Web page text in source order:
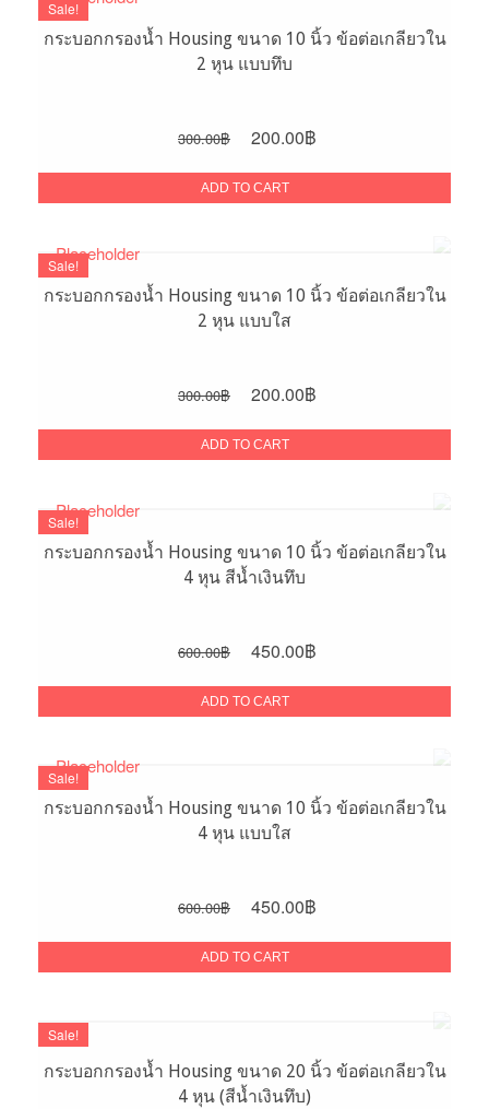
Sale!
กระบอกกรองน้ำ Housing ขนาด 10 นิ้ว ข้อต่อเกลียวใน
2 หุน แบบทึบ
300.00฿
Original
was:
200.00฿
ADD TO CART
Sale!
กระบอกกรองน้ำ Housing ขนาด 10 นิ้ว ข้อต่อเกลียวใน
2 หุน แบบใส
300.00฿
Original
was:
200.00฿
ADD TO CART
Sale!
กระบอกกรองน้ำ Housing ขนาด 10 นิ้ว ข้อต่อเกลียวใน
4 หุน สีน้ำเงินทึบ
600.00฿
Original
was:
450.00฿
ADD TO CART
Sale!
กระบอกกรองน้ำ Housing ขนาด 10 นิ้ว ข้อต่อเกลียวใน
4 หุน แบบใส
600.00฿
Original
was:
450.00฿
ADD TO CART
Sale!
กระบอกกรองน้ำ Housing ขนาด 20 นิ้ว ข้อต่อเกลียวใน
4 หุน (สีน้ำเงินทึบ)